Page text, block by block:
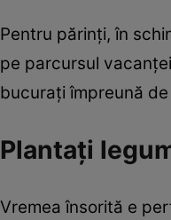
Pentru părinți, în
pe parcursul
bucurați împreună
Plantați
Vremea însorită e